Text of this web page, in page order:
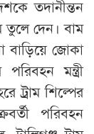
তদানীন্তন
তুলে দেন। বাম
বাড়িয়ে জোকা
মন্ত্রী
ট্রাম শিল্পের
পরিবহন